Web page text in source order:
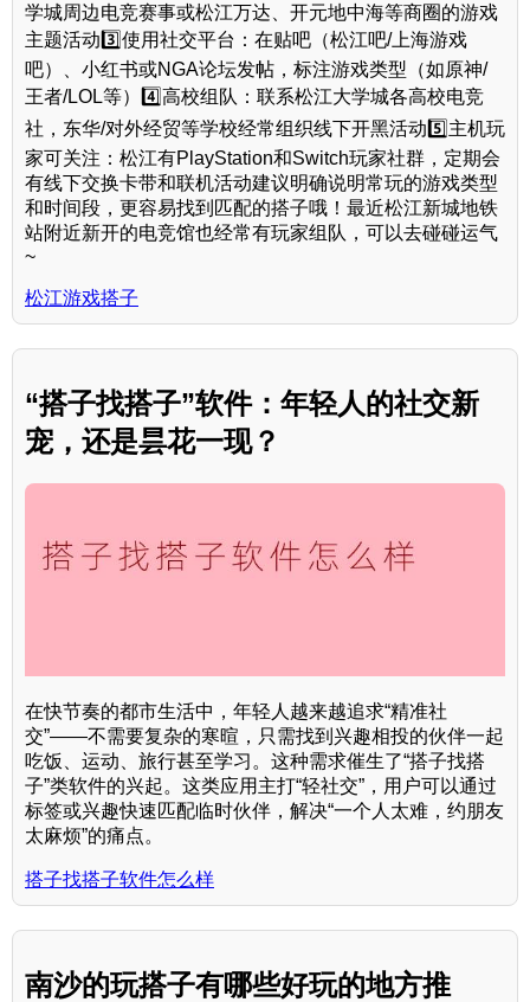
学城周边电竞赛事或松江万达、开元地中海等商圈的游戏
主题活动3️⃣使用社交平台：在贴吧（松江吧/上海游戏
吧）、小红书或NGA论坛发帖，标注游戏类型（如原神/
王者/LOL等）4️⃣高校组队：联系松江大学城各高校电竞
社，东华/对外经贸等学校经常组织线下开黑活动5️⃣主机玩
家可关注：松江有PlayStation和Switch玩家社群，定期会
有线下交换卡带和联机活动建议明确说明常玩的游戏类型
和时间段，更容易找到匹配的搭子哦！最近松江新城地铁
站附近新开的电竞馆也经常有玩家组队，可以去碰碰运气
~
松江游戏搭子
“搭子找搭子”软件：年轻人的社交新
宠，还是昙花一现？
在快节奏的都市生活中，年轻人越来越追求“精准社
交”——不需要复杂的寒暄，只需找到兴趣相投的伙伴一起
吃饭、运动、旅行甚至学习。这种需求催生了“搭子找搭
子”类软件的兴起。这类应用主打“轻社交”，用户可以通过
标签或兴趣快速匹配临时伙伴，解决“一个人太难，约朋友
太麻烦”的痛点。
搭子找搭子软件怎么样
南沙的玩搭子有哪些好玩的地方推